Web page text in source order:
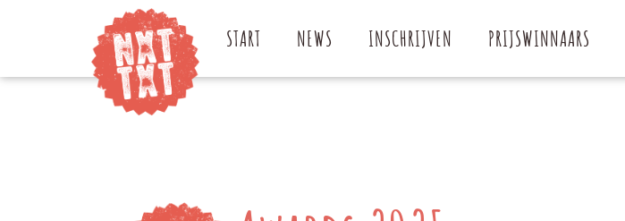
START NEWS INSCHRIJVEN PRIJSWINNAARS